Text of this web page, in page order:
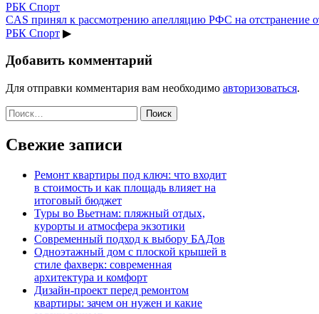
РБК Спорт
CAS принял к рассмотрению апелляцию РФС на отстранение
РБК Спорт ▶
Добавить комментарий
Для отправки комментария вам необходимо авторизоваться.
Найти:
Свежие записи
Ремонт квартиры под ключ: что входит
в стоимость и как площадь влияет на
итоговый бюджет
Туры во Вьетнам: пляжный отдых,
курорты и атмосфера экзотики
Современный подход к выбору БАДов
Одноэтажный дом с плоской крышей в
стиле фахверк: современная
архитектура и комфорт
Дизайн-проект перед ремонтом
квартиры: зачем он нужен и какие